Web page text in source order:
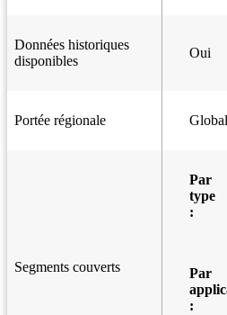
Données historiques
disponibles
Oui
Portée régionale Global
Segments couverts
Par
type
:
Par
: